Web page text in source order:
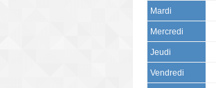
Mardi
Mercredi
Jeudi
Vendredi